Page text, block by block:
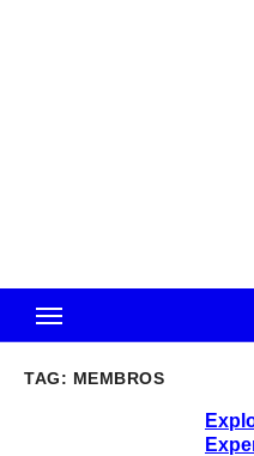
TAG: MEMBROS